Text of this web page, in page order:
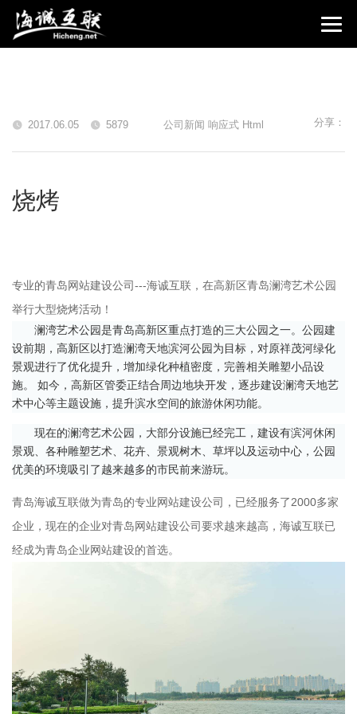
2017.06.05 5879 公司新闻 响应式 Html 分享：
烧烤
专业的青岛网站建设公司---海诚互联，在高新区青岛澜湾艺术公园
举行大型烧烤活动！
澜湾艺术公园是青岛高新区重点打造的三大公园之一。公园建
设前期，高新区以打造澜湾天地滨河公园为目标，对原祥茂河绿化
景观进行了优化提升，增加绿化种植密度，完善相关雕塑小品设
施。 如今，高新区管委正结合周边地块开发，逐步建设澜湾天地艺
术中心等主题设施，提升滨水空间的旅游休闲功能。
现在的澜湾艺术公园，大部分设施已经完工，建设有滨河休闲
景观、各种雕塑艺术、花卉、景观树木、草坪以及运动中心，公园
优美的环境吸引了越来越多的市民前来游玩。
青岛海诚互联做为青岛的专业网站建设公司，已经服务了2000多家
企业，现在的企业对青岛网站建设公司要求越来越高，海诚互联已
经成为青岛企业网站建设的首选。